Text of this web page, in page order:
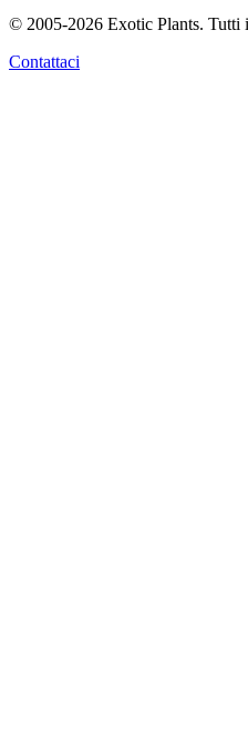
© 2005-2026 Exotic Plants. Tutti
Contattaci